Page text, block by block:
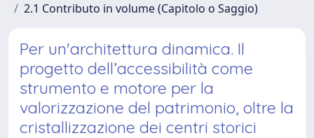
2.1 Contributo in volume (Capitolo o Saggio)
Per un'architettura dinamica. Il
progetto dell’accessibilità come
strumento e motore per la
valorizzazione del patrimonio, oltre la
cristallizzazione dei centri storici